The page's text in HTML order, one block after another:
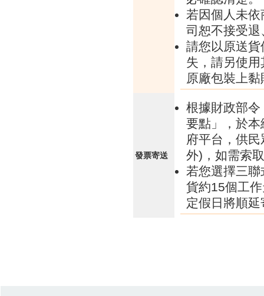
若因個人未
司恕不接受
請您以原送
失，請另使
原廠包裝上
發票寄送
根據財政部
要點」，於
府平台，供
外)，如需索
若您選擇三
貨約15個工
定假日將順延